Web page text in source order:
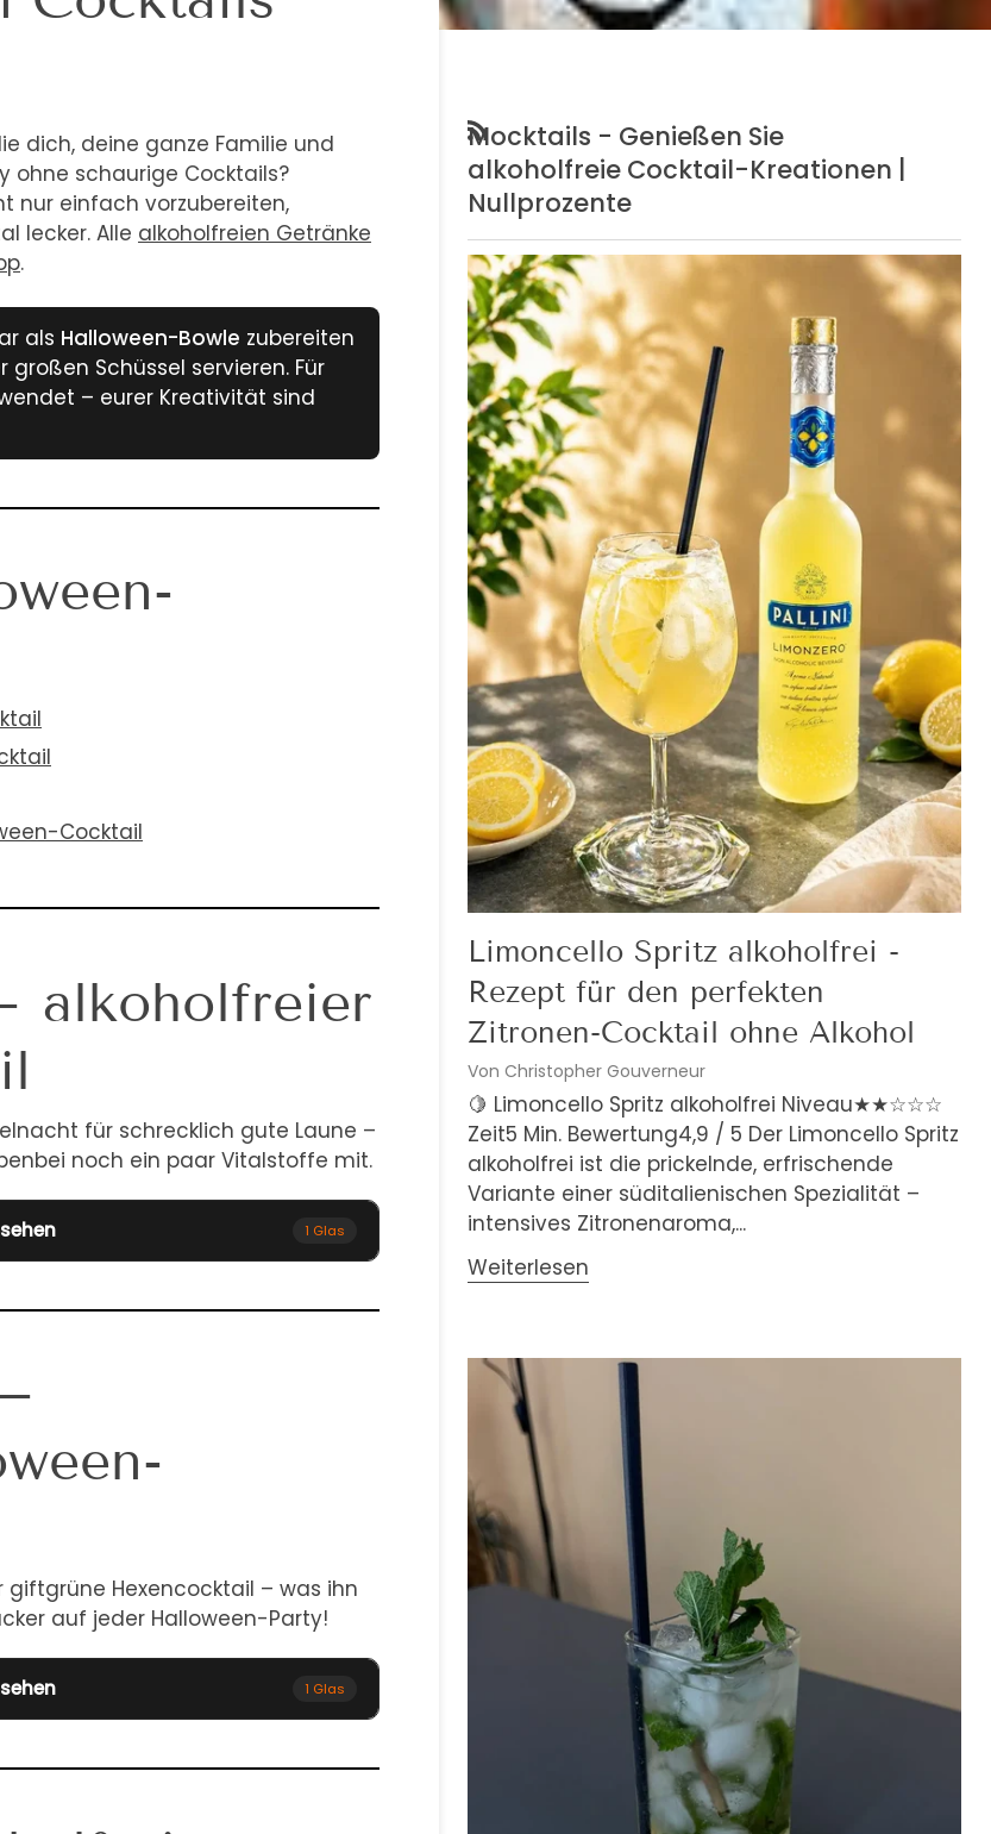
dich, deine ganze Familie und
ohne schaurige Cocktails?
nur einfach vorzubereiten,
lecker. Alle alkoholfreien Getränke
.
als Halloween-Bowle zubereiten
Schüssel servieren. Für
– eurer Kreativität sind
Cocktail
alkoholfreier
für schrecklich gute Laune –
noch ein paar Vitalstoffe mit.
1 Glas
Hexencocktail – was ihn
auf jeder Halloween-Party!
1 Glas
Mocktails - Genießen Sie
alkoholfreie Cocktail-Kreationen |
Nullprozente
RSS
Limoncello Spritz alkoholfrei -
Rezept für den perfekten
Zitronen-Cocktail ohne Alkohol
Von Christopher Gouverneur
🍋 Limoncello Spritz alkoholfrei Niveau★★☆☆☆
Zeit5 Min. Bewertung4,9 / 5 Der Limoncello Spritz
alkoholfrei ist die prickelnde, erfrischende
Variante einer süditalienischen Spezialität –
intensives Zitronenaroma,...
Weiterlesen